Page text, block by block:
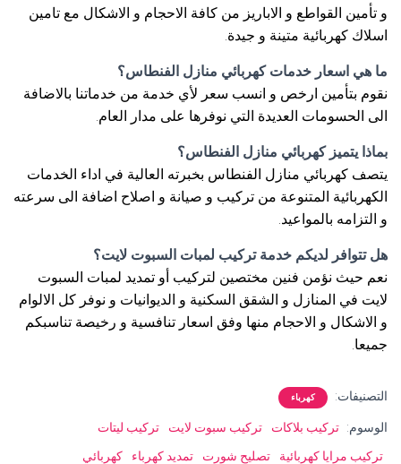
و تأمين القواطع و الاباريز من كافة الاحجام و الاشكال مع تامين
اسلاك كهربائية متينة و جيدة.
ما هي اسعار خدمات كهربائي منازل الفنطاس؟
نقوم بتأمين ارخص و انسب سعر لأي خدمة من خدماتنا بالاضافة
الى الحسومات العديدة التي نوفرها على مدار العام.
بماذا يتميز كهربائي منازل الفنطاس؟
يتصف كهربائي منازل الفنطاس بخبرته العالية في اداء الخدمات
الكهربائية المتنوعة من تركيب و صيانة و اصلاح اضافة الى سرعته
و التزامه بالمواعيد.
هل تتوافر لديكم خدمة تركيب لمبات السبوت لايت؟
نعم حيث نؤمن فنين مختصين لتركيب أو تمديد لمبات السبوت
لايت في المنازل و الشقق السكنية و الديوانيات و نوفر كل الالوام
و الاشكال و الاحجام منها وفق اسعار تنافسية و رخيصة تناسبكم
جميعا.
التصنيفات: كهرباء
الوسوم: تركيب بلاكات تركيب سبوت لايت
تركيب ليتات
تركيب مرايا كهربائية
تصليح شورت تمديد كهرباء
كهربائي